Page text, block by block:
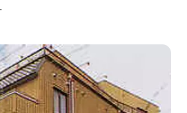
最適です。